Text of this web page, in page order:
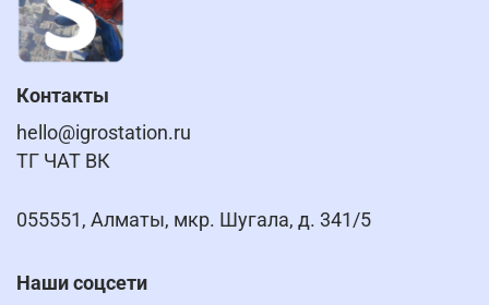
Контакты
hello@igrostation.ru
ТГ ЧАТ ВК
055551, Алматы, мкр. Шугала, д. 341/5
Наши соцсети